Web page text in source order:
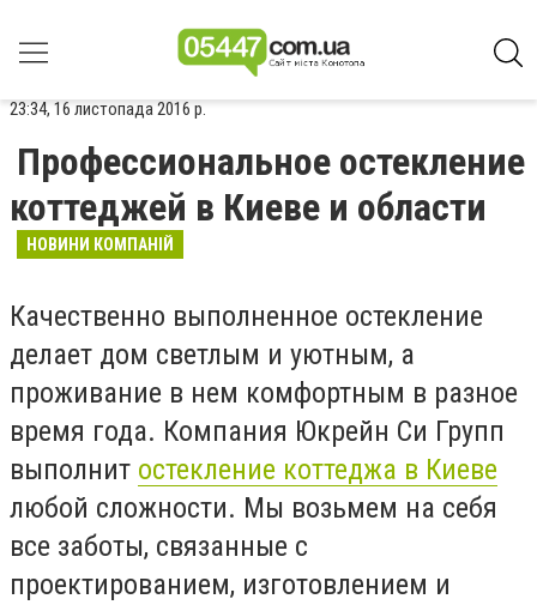
23:34, 16 листопада 2016 р.
Профессиональное остекление
коттеджей в Киеве и области
НОВИНИ КОМПАНІЙ
Качественно выполненное остекление
делает дом светлым и уютным, а
проживание в нем комфортным в разное
время года. Компания Юкрейн Си Групп
выполнит остекление коттеджа в Киеве
любой сложности. Мы возьмем на себя
все заботы, связанные с
проектированием, изготовлением и